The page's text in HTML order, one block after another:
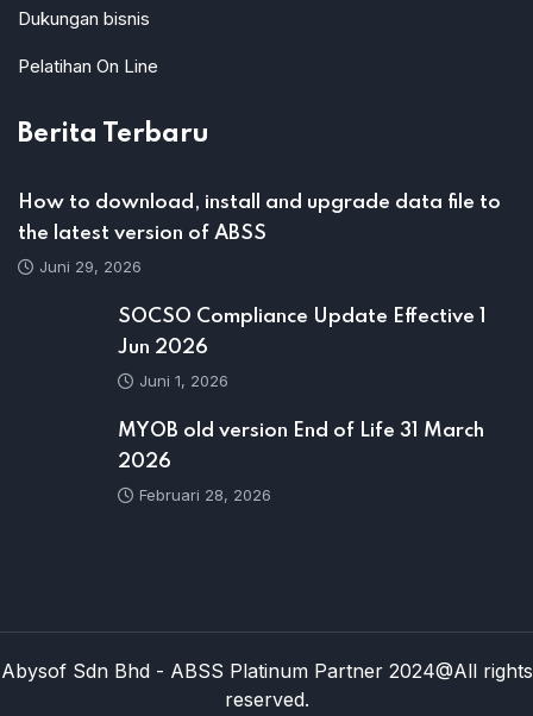
Dukungan bisnis
Pelatihan On Line
Berita Terbaru
How to download, install and upgrade data file to
the latest version of ABSS
Juni 29, 2026
SOCSO Compliance Update Effective 1
Jun 2026
Juni 1, 2026
MYOB old version End of Life 31 March
2026
Februari 28, 2026
Abysof Sdn Bhd - ABSS Platinum Partner 2024@All rights
reserved.